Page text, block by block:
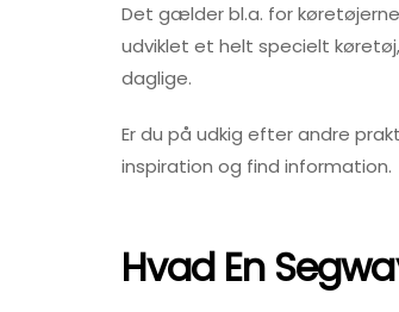
Det gælder bl.a. for
udviklet et helt specielt
daglige.
Er du på udkig efter andre
inspiration og find information.
Hvad En